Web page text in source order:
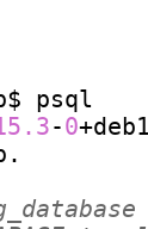
psql
-0